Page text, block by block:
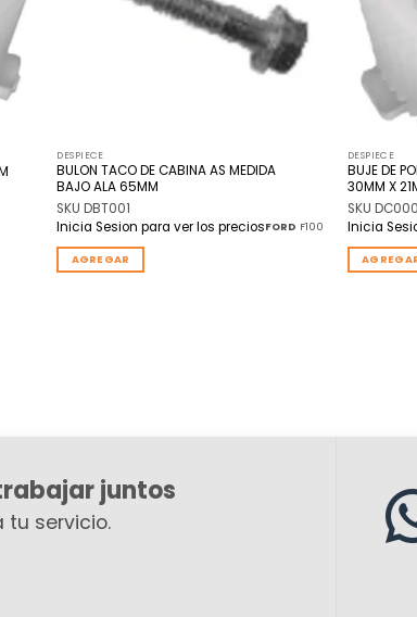
DESPIECE
BULON TACO DE CABINA AS MEDIDA
BAJO ALA 65MM
SKU DBT001
Inicia Sesion para ver los preciosFORD F100
AGREGAR
DESPIECE
BUJE DE
30MM X
SKU
Inicia
juntos
tu servicio.